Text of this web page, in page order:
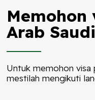
Memohon
Arab Saudi
Untuk memohon visa
mestilah mengikuti